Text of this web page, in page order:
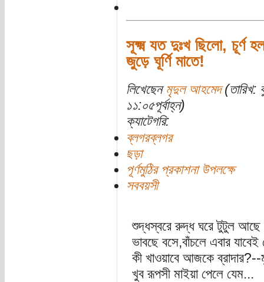
সূক্ষ্ম যত দুঃখ ছিলো, চূর্ণ
জুড়ে ঘূর্ণি মাতে!
লিখেছেন মৃদুল আহমেদ(তারিখ:
১১:০৫পূর্বাহ্ন)
ক্যাটেগরি:
ব্লগরব্লগর
ছড়া
পূর্ণমুঠির প্রকাশনা উপলক্ষে
সববয়সী
শুদ্ধস্বরে রুদ্ধ ঘরে টুটুল আছে
ভাবছে বসে,বাঁচলে এবার
কী খাওয়াবে আজকে ব্রাদার?--
খুব রূপসী মাইয়া পেলে যেম...